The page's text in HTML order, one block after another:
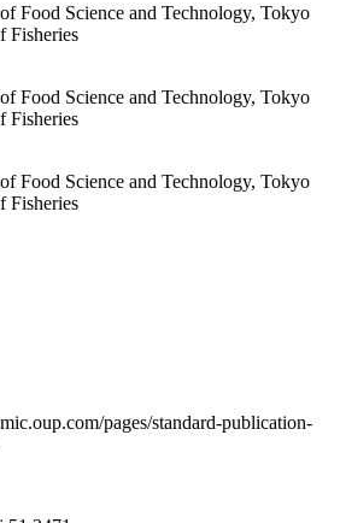
Food Science and Technology, Tokyo
Fisheries
Food Science and Technology, Tokyo
Fisheries
Food Science and Technology, Tokyo
Fisheries
pages/standard-publication-